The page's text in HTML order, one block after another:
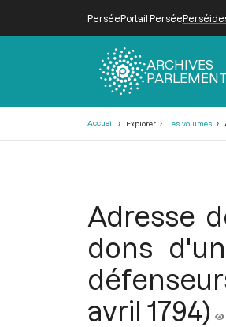
PerséePortail Persée
ARCHIVES
Accueil Explorer Les volumes
Adresse
dons
avril 1794)